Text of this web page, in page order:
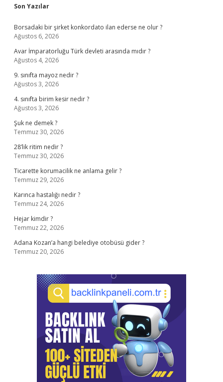
Sidebar
Son Yazılar
Borsadaki bir şirket konkordato ilan ederse ne olur ?
Ağustos 6, 2026
Avar İmparatorluğu Türk devleti arasında mıdır ?
Ağustos 4, 2026
9. sınıfta mayoz nedir ?
Ağustos 3, 2026
4. sınıfta birim kesir nedir ?
Ağustos 3, 2026
Şuk ne demek ?
Temmuz 30, 2026
28’lik ritim nedir ?
Temmuz 30, 2026
Ticarette korumacilik ne anlama gelir ?
Temmuz 29, 2026
Karınca hastalığı nedir ?
Temmuz 24, 2026
Hejar kimdir ?
Temmuz 22, 2026
Adana Kozan’a hangi belediye otobüsü gider ?
Temmuz 20, 2026